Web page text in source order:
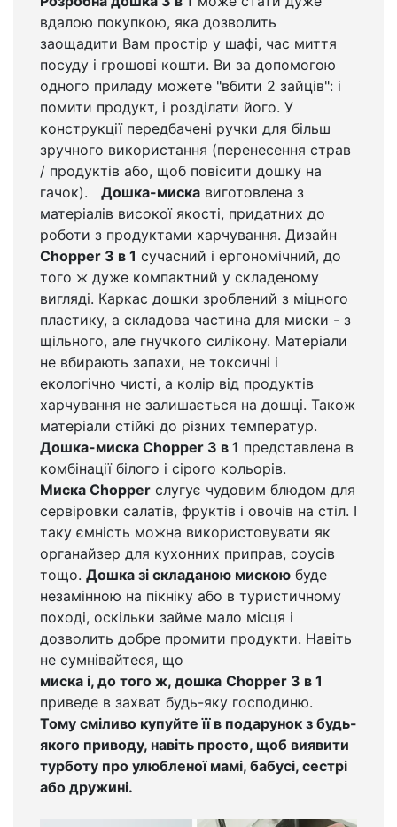
вдалою покупкою, яка дозволить
заощадити Вам простір у шафі, час миття
посуду і грошові кошти. Ви за допомогою
одного приладу можете "вбити 2 зайців": і
помити продукт, і розділати його. У
конструкції передбачені ручки для більш
зручного використання (перенесення страв
/ продуктів або, щоб повісити дошку на
гачок). Дошка-миска виготовлена з
матеріалів високої якості, придатних до
роботи з продуктами харчування. Дизайн
Chopper 3 в 1 сучасний і ергономічний, до
того ж дуже компактний у складеному
вигляді. Каркас дошки зроблений з міцного
пластику, а складова частина для миски - з
щільного, але гнучкого силікону. Матеріали
не вбирають запахи, не токсичні і
екологічно чисті, а колір від продуктів
харчування не залишається на дошці. Також
матеріали стійкі до різних температур.
Дошка-миска Chopper 3 в 1 представлена в
комбінації білого і сірого кольорів.
Миска Chopper слугує чудовим блюдом для
сервіровки салатів, фруктів і овочів на стіл. І
таку ємність можна використовувати як
органайзер для кухонних приправ, соусів
тощо. Дошка зі складаною мискою буде
незамінною на пікніку або в туристичному
поході, оскільки займе мало місця і
дозволить добре промити продукти. Навіть
не сумнівайтеся, що
миска і, до того ж, дошка Chopper 3 в 1
приведе в захват будь-яку господиню.
Тому сміливо купуйте її в подарунок з будь-
якого приводу, навіть просто, щоб виявити
турботу про улюбленої мамі, бабусі, сестрі
або дружині.